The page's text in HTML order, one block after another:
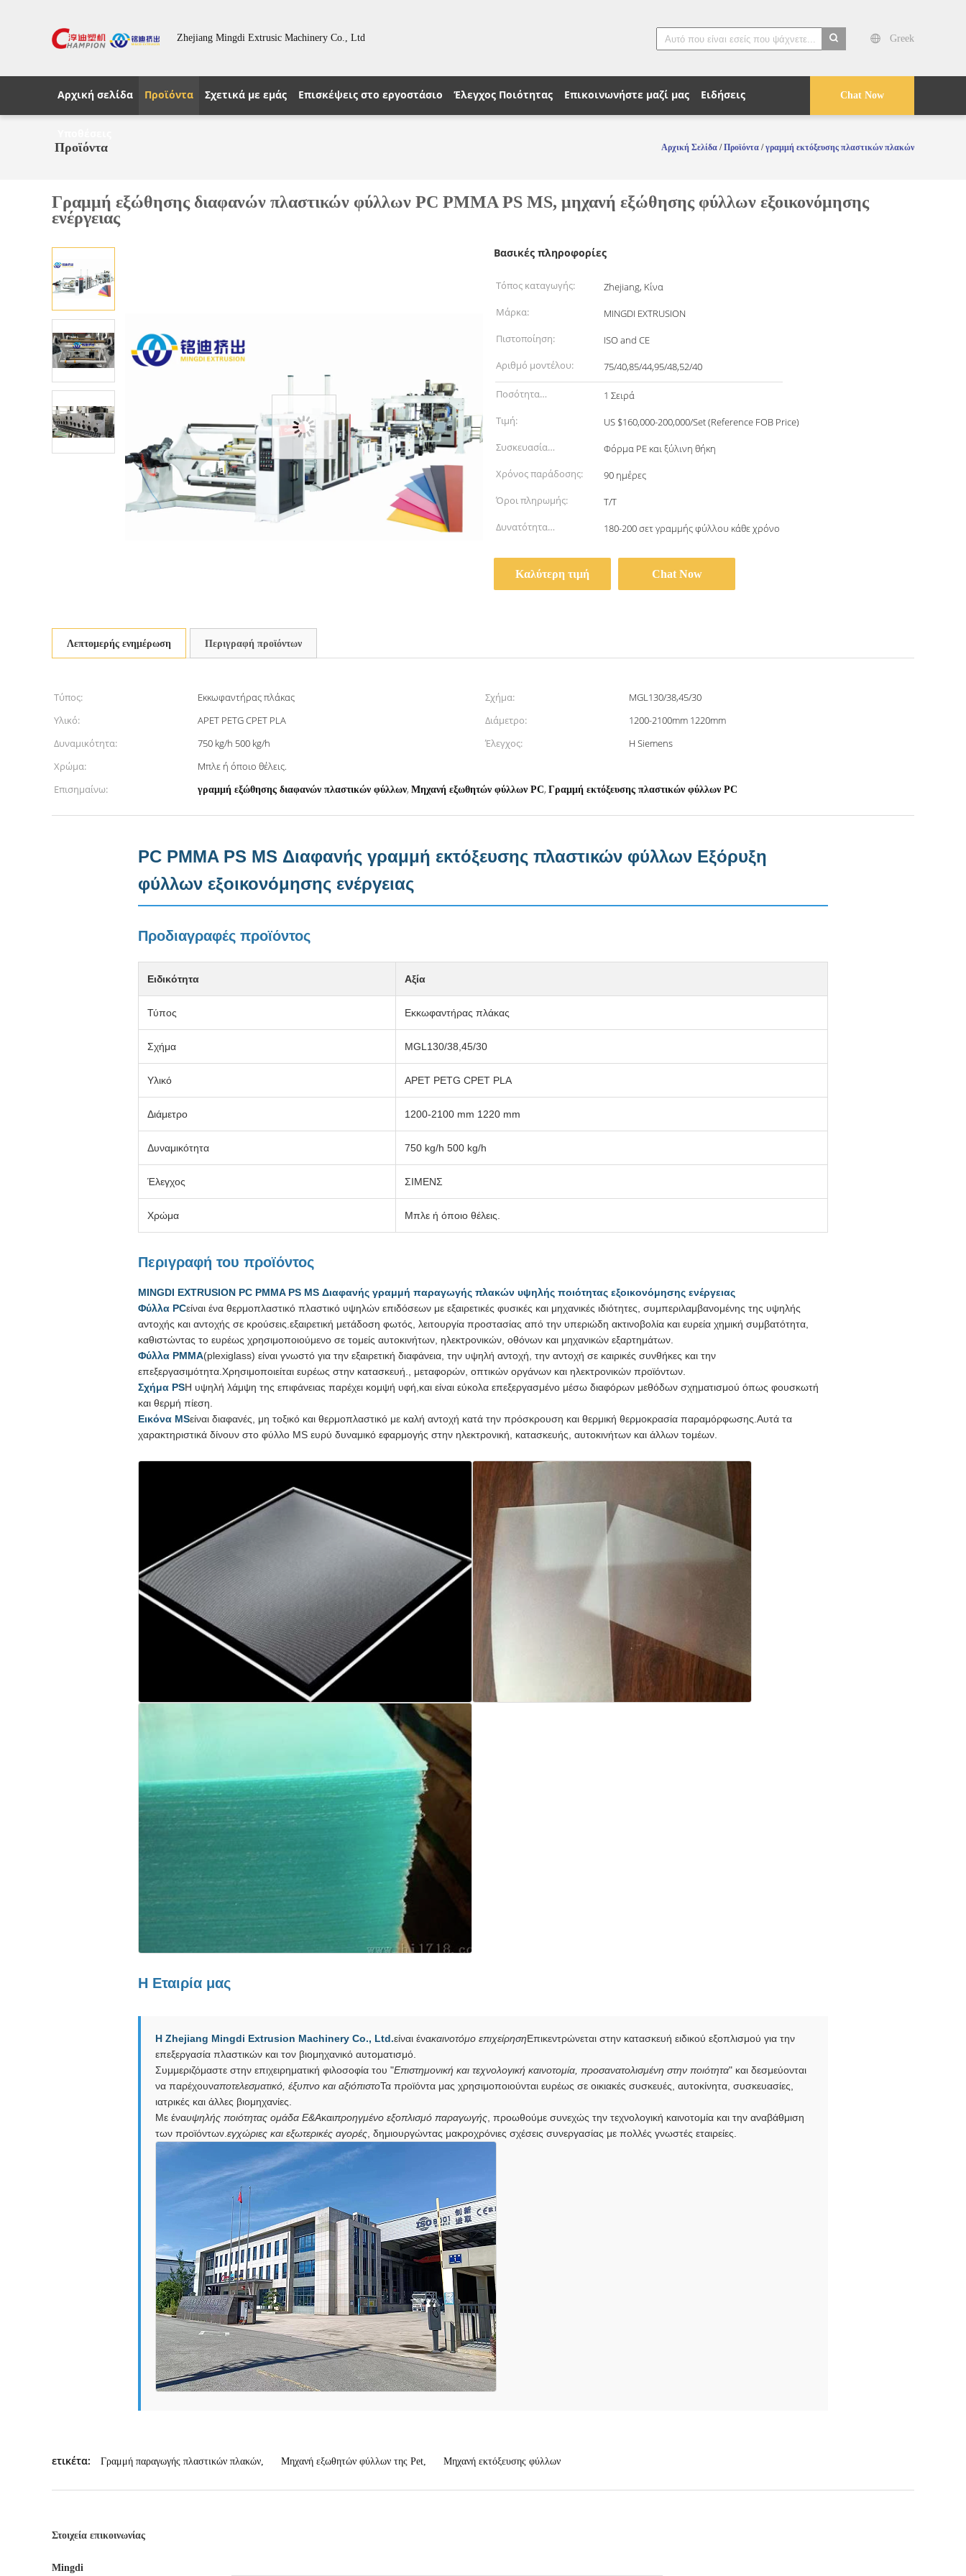
Zhejiang Mingdi Extrusic Machinery Co., Ltd
Greek
Chat Now
Αρχική σελίδα Προϊόντα Σχετικά με εμάς Επισκέψεις στο εργοστάσιο Έλεγχος Ποιότητας Επικοινωνήστε μαζί μας Ειδήσεις
Προϊόντα Αρχική Σελίδα /Προϊόντα /γραμμή εκτόξευσης πλαστικών πλακών
Γραμμή εξώθησης διαφανών πλαστικών φύλλων PC PMMA PS MS, μηχανή εξώθησης φύλλων εξοικονόμησης
ενέργειας
Βασικές πληροφορίες
Τόπος καταγωγής:
Zhejiang, Κίνα
Μάρκα:
MINGDI EXTRUSION
Πιστοποίηση:
ISO and CE
Αριθμό μοντέλου:
75/40,85/44,95/48,52/40
Ποσότητα
παραγγελίας min:
1 Σειρά
Τιμή:
US $160,000-200,000/Set (Reference FOB Price)
Συσκευασία
λεπτομέρειες:
Φόρμα PE και ξύλινη θήκη
Χρόνος παράδοσης:
90 ημέρες
Όροι πληρωμής:
Τ/Τ
Δυνατότητα
180-200 σετ γραμμής φύλλου κάθε χρόνο
Καλύτερη τιμή Chat Now
Λεπτομερής ενημέρωση Περιγραφή προϊόντων
Τύπος: Εκκωφαντήρας πλάκας Σχήμα:
MGL130/38,45/30
Υλικό:
APET PETG CPET PLA Διάμετρο:
1200-2100mm 1220mm
Δυναμικότητα:
750 kg/h 500 kg/h Έλεγχος:
Η Siemens
Χρώμα:
Μπλε ή όποιο θέλεις.
Επισημαίνω:
γραμμή εξώθησης διαφανών πλαστικών φύλλων, Μηχανή εξωθητών φύλλων PC, Γραμμή εκτόξευσης πλαστικών φύλλων PC
PC PMMA PS MS Διαφανής γραμμή εκτόξευσης πλαστικών φύλλων Εξόρυξη
φύλλων εξοικονόμησης ενέργειας
Προδιαγραφές προϊόντος
Ειδικότητα Αξία
Τύπος Εκκωφαντήρας πλάκας
Σχήμα MGL130/38,45/30
Υλικό APET PETG CPET PLA
Διάμετρο 1200-2100 mm 1220 mm
Δυναμικότητα 750 kg/h 500 kg/h
Έλεγχος ΣΙΜΕΝΣ
Χρώμα Μπλε ή όποιο θέλεις.
Περιγραφή του προϊόντος
MINGDI EXTRUSION PC PMMA PS MS Διαφανής γραμμή παραγωγής πλακών υψηλής ποιότητας εξοικονόμησης ενέργειας
Φύλλα PCείναι ένα θερμοπλαστικό πλαστικό υψηλών επιδόσεων με εξαιρετικές φυσικές και μηχανικές ιδιότητες, συμπεριλαμβανομένης της υψηλής
αντοχής και αντοχής σε κρούσεις.εξαιρετική μετάδοση φωτός, λειτουργία προστασίας από την υπεριώδη ακτινοβολία και ευρεία χημική συμβατότητα,
καθιστώντας το ευρέως χρησιμοποιούμενο σε τομείς αυτοκινήτων, ηλεκτρονικών, οθόνων και μηχανικών εξαρτημάτων.
Φύλλα PMMA(plexiglass) είναι γνωστό για την εξαιρετική διαφάνεια, την υψηλή αντοχή, την αντοχή σε καιρικές συνθήκες και την
επεξεργασιμότητα.Χρησιμοποιείται ευρέως στην κατασκευή., μεταφορών, οπτικών οργάνων και ηλεκτρονικών προϊόντων.
Σχήμα PSΗ υψηλή λάμψη της επιφάνειας παρέχει κομψή υφή,και είναι εύκολα επεξεργασμένο μέσω διαφόρων μεθόδων σχηματισμού όπως φουσκωτή
και θερμή πίεση.
Εικόνα MSείναι διαφανές, μη τοξικό και θερμοπλαστικό με καλή αντοχή κατά την πρόσκρουση και θερμική θερμοκρασία παραμόρφωσης.Αυτά τα
χαρακτηριστικά δίνουν στο φύλλο MS ευρύ δυναμικό εφαρμογής στην ηλεκτρονική, κατασκευής, αυτοκινήτων και άλλων τομέων.
Η Εταιρία μας
Η Zhejiang Mingdi Extrusion Machinery Co., Ltd.είναι ένακαινοτόμο επιχείρησηΕπικεντρώνεται στην κατασκευή ειδικού εξοπλισμού για την
επεξεργασία πλαστικών και τον βιομηχανικό αυτοματισμό.
Συμμεριζόμαστε στην επιχειρηματική φιλοσοφία του "Επιστημονική και τεχνολογική καινοτομία, προσανατολισμένη στην ποιότητα" και δεσμεύονται
να παρέχουναποτελεσματικό, έξυπνο και αξιόπιστοΤα προϊόντα μας χρησιμοποιούνται ευρέως σε οικιακές συσκευές, αυτοκίνητα, συσκευασίες,
ιατρικές και άλλες βιομηχανίες.
Με έναυψηλής ποιότητας ομάδα Ε&Ακαιπροηγμένο εξοπλισμό παραγωγής , προωθούμε συνεχώς την τεχνολογική καινοτομία και την αναβάθμιση
των προϊόντων. εγχώριες και εξωτερικές αγορές , δημιουργώντας μακροχρόνιες σχέσεις συνεργασίας με πολλές γνωστές εταιρείες.
ετικέτα: Γραμμή παραγωγής πλαστικών πλακών, Μηχανή εξωθητών φύλλων της Pet, Μηχανή εκτόξευσης φύλλων
Στοιχεία επικοινωνίας
Mingdi